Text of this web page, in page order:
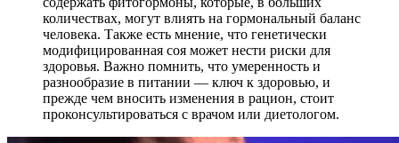
количествах, могут влиять на гормональный баланс
человека. Также есть мнение, что генетически
модифицированная соя может нести риски для
здоровья. Важно помнить, что умеренность и
разнообразие в питании — ключ к здоровью, и
прежде чем вносить изменения в рацион, стоит
проконсультироваться с врачом или диетологом.